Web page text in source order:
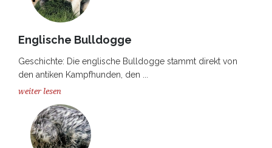
Englische Bulldogge
Geschichte: Die englische Bulldogge stammt direkt von
den antiken Kampfhunden, den ...
weiter lesen